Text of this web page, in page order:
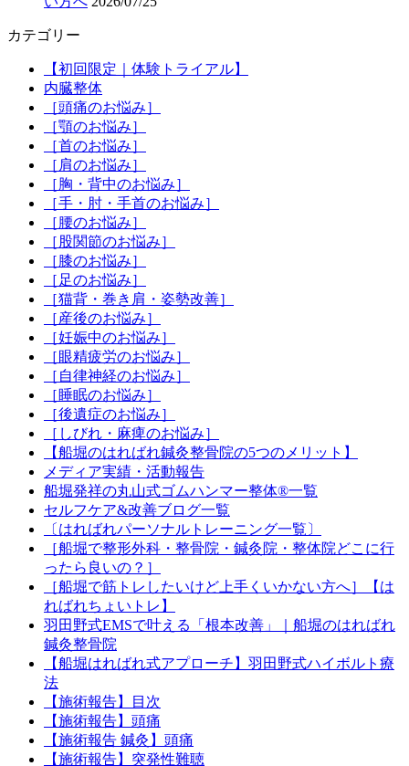
カテゴリー
【初回限定｜体験トライアル】
内臓整体
［頭痛のお悩み］
［顎のお悩み］
［首のお悩み］
［肩のお悩み］
［胸・背中のお悩み］
［手・肘・手首のお悩み］
［腰のお悩み］
［股関節のお悩み］
［膝のお悩み］
［足のお悩み］
［猫背・巻き肩・姿勢改善］
［産後のお悩み］
［妊娠中のお悩み］
［眼精疲労のお悩み］
［自律神経のお悩み］
［睡眠のお悩み］
［後遺症のお悩み］
［しびれ・麻痺のお悩み］
【船堀のはればれ鍼灸整骨院の5つのメリット】
メディア実績・活動報告
船堀発祥の丸山式ゴムハンマー整体®︎一覧
セルフケア&改善ブログ一覧
〔はればれパーソナルトレーニング一覧〕
［船堀で整形外科・整骨院・鍼灸院・整体院どこに行
ったら良いの？］
［船堀で筋トレしたいけど上手くいかない方へ］【は
ればれちょいトレ】
羽田野式EMSで叶える「根本改善」｜船堀のはればれ
鍼灸整骨院
【船堀はればれ式アプローチ】羽田野式ハイボルト療
法
【施術報告】目次
【施術報告】頭痛
【施術報告 鍼灸】頭痛
【施術報告】突発性難聴